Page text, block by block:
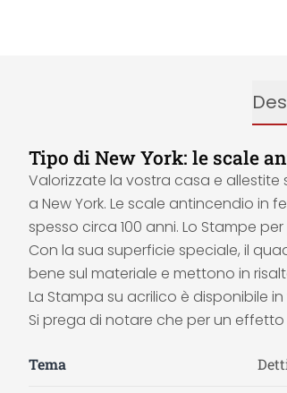
Tipo di New York: le scale
Valorizzate la vostra casa e
a New York. Le scale antincendio
spesso circa 100 anni. Lo Stampe
Con la sua superficie speciale, il
bene sul materiale e mettono in
La Stampa su acrilico è disponibile
Si prega di notare che per un
Tema